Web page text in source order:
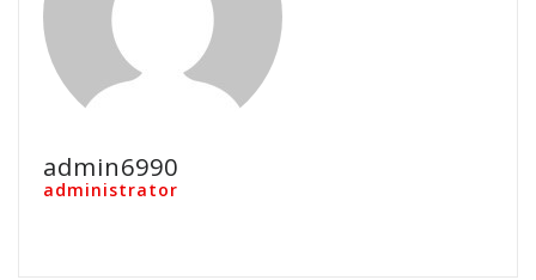
admin6990
administrator